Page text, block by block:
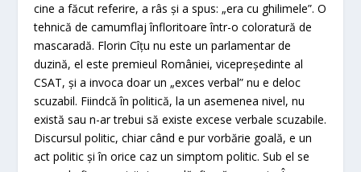
cine a făcut referire, a râs şi a spus: „era cu ghilimele”. O
tehnică de camumflaj înfloritoare într-o coloratură de
mascaradă. Florin Cîţu nu este un parlamentar de
duzină, el este premieul României, vicepreşedinte al
CSAT, şi a invoca doar un „exces verbal” nu e deloc
scuzabil. Fiindcă în politică, la un asemenea nivel, nu
există sau n-ar trebui să existe excese verbale scuzabile.
Discursul politic, chiar când e pur vorbărie goală, e un
act politic şi în orice caz un simptom politic. Sub el se